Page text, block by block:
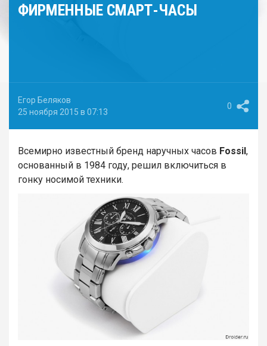
ФИРМЕННЫЕ СМАРТ-ЧАСЫ
Егор Беляков
25 ноября 2015 в 07:13
0
Всемирно известный бренд наручных часов Fossil,
основанный в 1984 году, решил включиться в
гонку носимой техники.